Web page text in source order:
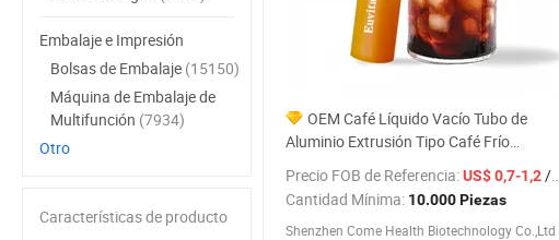
OEM Café Líquido Vacío Tubo de
Aluminio Extrusión Tipo Café Frío
Instantáneo Espresso Sabor Amargo
Café Líquido
Precio FOB de Referencia:US$ 0,7-1,2/ Pieza
Cantidad Mínima: 10.000 Piezas
Shenzhen Come Health Biotechnology Co.,Ltd
Embalaje e Impresión
Bolsas de Embalaje (15150)
Máquina de Embalaje de
Multifunción (7934)
Otro
Características de producto